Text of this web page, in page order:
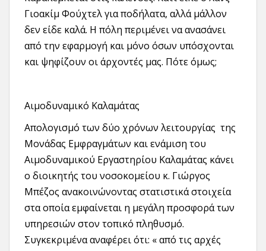
Γιοακίμ Φούχτελ για ποδήλατα, αλλά μάλλον
δεν είδε καλά. Η πόλη περιμένει να ανασάνει
από την εφαρμογή και μόνο όσων υπόσχονται
και ψηφίζουν οι άρχοντές μας. Πότε όμως;
Αιμοδυναμικό Καλαμάτας
Απολογισμό των δύο χρόνων λειτουργίας της
Μονάδας Εμφραγμάτων και ενάμιση του
Αιμοδυναμικού Εργαστηρίου Καλαμάτας κάνει
ο διοικητής του νοσοκομείου κ. Γιώργος
Μπέζος ανακοινώνοντας στατιστικά στοιχεία
στα οποία εμφαίνεται η μεγάλη προσφορά των
υπηρεσιών στον τοπικό πληθυσμό.
Συγκεκριμένα αναφέρει ότι: « από τις αρχές